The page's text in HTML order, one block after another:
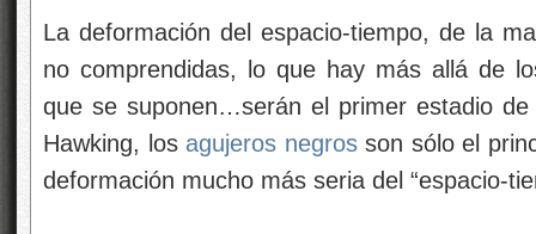
La deformación del espacio-tiempo, de la
no comprendidas, lo que hay más allá de
que se suponen…serán el primer estadio
Hawking, los agujeros negrosson sólo el
deformación mucho más seria del “espacio-